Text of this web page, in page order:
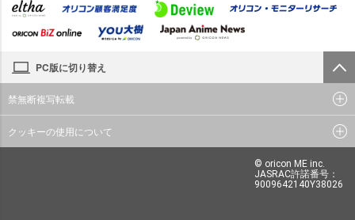
PC版に切り替え
禁無断複写転載
クッキーの使用について
© oricon ME inc.
JASRAC許諾番号：
9009642140Y38026